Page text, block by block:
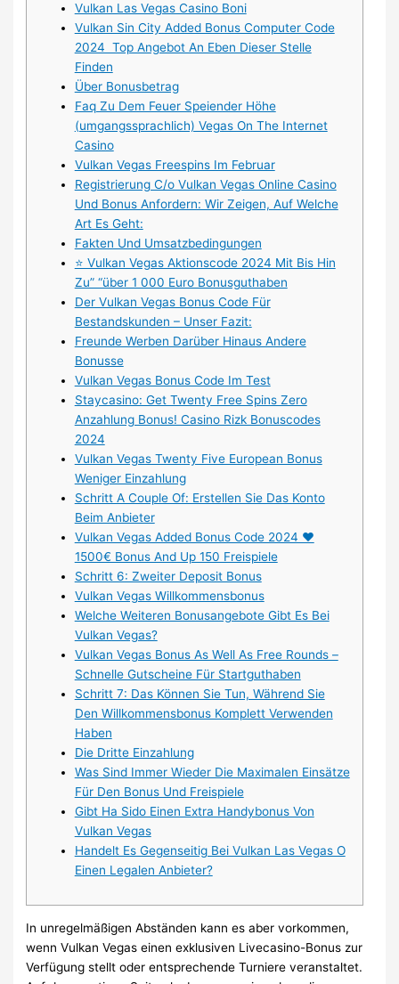
Vulkan Las Vegas Casino Boni
Vulkan Sin City Added Bonus Computer Code
2024 ️ Top Angebot An Eben Dieser Stelle
Finden
Über Bonusbetrag
Faq Zu Dem Feuer Speiender Höhe
(umgangssprachlich) Vegas On The Internet
Casino
Vulkan Vegas Freespins Im Februar
Registrierung C/o Vulkan Vegas Online Casino
Und Bonus Anfordern: Wir Zeigen, Auf Welche
Art Es Geht:
Fakten Und Umsatzbedingungen
⭐ Vulkan Vegas Aktionscode 2024 Mit Bis Hin
Zu” “über 1 000 Euro Bonusguthaben
Der Vulkan Vegas Bonus Code Für
Bestandskunden – Unser Fazit:
Freunde Werben Darüber Hinaus Andere
Bonusse
Vulkan Vegas Bonus Code Im Test
Staycasino: Get Twenty Free Spins Zero
Anzahlung Bonus! Casino Rizk Bonuscodes
2024
Vulkan Vegas Twenty Five European Bonus
Weniger Einzahlung
Schritt A Couple Of: Erstellen Sie Das Konto
Beim Anbieter
Vulkan Vegas Added Bonus Code 2024 ❤️
1500€ Bonus And Up 150 Freispiele
Schritt 6: Zweiter Deposit Bonus
Vulkan Vegas Willkommensbonus
Welche Weiteren Bonusangebote Gibt Es Bei
Vulkan Vegas?
Vulkan Vegas Bonus As Well As Free Rounds –
Schnelle Gutscheine Für Startguthaben
Schritt 7: Das Können Sie Tun, Während Sie
Den Willkommensbonus Komplett Verwenden
Haben
Die Dritte Einzahlung
Was Sind Immer Wieder Die Maximalen Einsätze
Für Den Bonus Und Freispiele
Gibt Ha Sido Einen Extra Handybonus Von
Vulkan Vegas
Handelt Es Gegenseitig Bei Vulkan Las Vegas O
Einen Legalen Anbieter?
In unregelmäßigen Abständen kann es aber vorkommen,
wenn Vulkan Vegas einen exklusiven Livecasino-Bonus zur
Verfügung stellt oder entsprechende Turniere veranstaltet.